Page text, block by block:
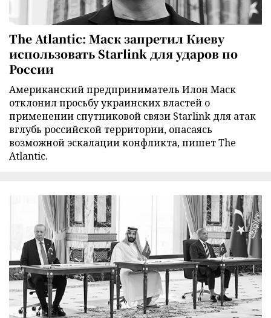
The Atlantic: Маск запретил Киеву
использовать Starlink для ударов по
России
Американский предприниматель Илон Маск
отклонил просьбу украинских властей о
применении спутниковой связи Starlink для атак
вглубь российской территории, опасаясь
возможной эскалации конфликта, пишет The
Atlantic.